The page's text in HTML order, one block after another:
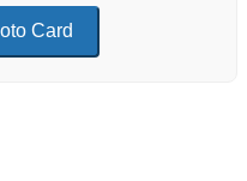
Card